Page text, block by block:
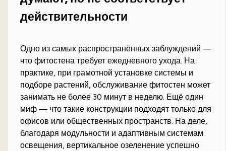
действительности
Одно из самых распространённых заблуждений —
что фитостена требует ежедневного ухода. На
практике, при грамотной установке системы и
подборе растений, обслуживание фитостен может
занимать не более 30 минут в неделю. Ещё один
миф — что такие конструкции подходят только для
офисов или общественных пространств. На деле,
благодаря модульности и адаптивным системам
освещения, вертикальное озеленение успешно